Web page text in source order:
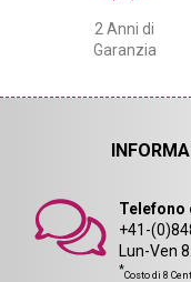
2 Anni di
Garanzia
Telefono
+41-
Lun-Ven
*Costo di 8